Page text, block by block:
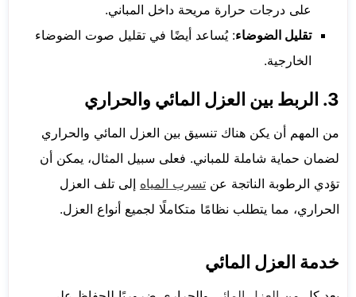
على درجات حرارة مريحة داخل المباني.
تقليل الضوضاء: يُساعد أيضًا في تقليل صوت الضوضاء
الخارجية.
3. الربط بين العزل المائي والحراري
من المهم أن يكن هناك تنسيق بين العزل المائي والحراري
لضمان حماية شاملة للمباني. فعلى سبيل المثال، يمكن أن
تؤدي الرطوبة الناتجة عن تسرب المياه إلى تلف العزل
الحراري، مما يتطلب نظامًا متكاملًا لجميع أنواع العزل.
خدمة العزل المائي